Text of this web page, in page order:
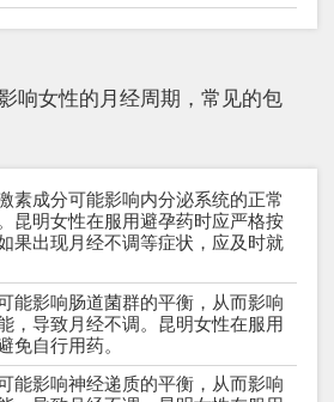
响女性的月经周期，常见的包
素成分可能影响内分泌系统的正常
昆明女性在服用避孕药时应严格按
果出现月经不调等症状，应及时就
能影响肠道菌群的平衡，从而影响
，导致月经不调。昆明女性在服用
免自行用药。
能影响神经递质的平衡，从而影响